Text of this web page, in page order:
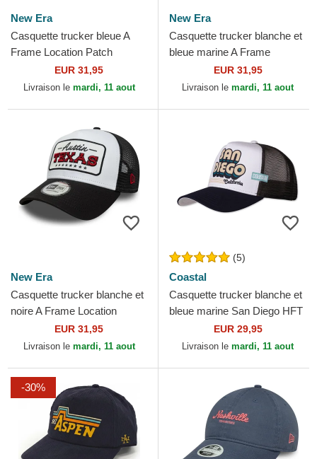
New Era
Casquette trucker bleue A
Frame Location Patch
Mykonos New Era
EUR 31,95
Livraison le mardi, 11 aout
New Era
Casquette trucker blanche et
bleue marine A Frame
Location Los Angeles Villes et
plages...
EUR 31,95
Livraison le mardi, 11 aout
New Era
Casquette trucker blanche et
noire A Frame Location
Austin Villes et plages Texas
New Era
EUR 31,95
Livraison le mardi, 11 aout
(5)
Coastal
Casquette trucker blanche et
bleue marine San Diego HFT
EUR 29,95
Livraison le mardi, 11 aout
-30%